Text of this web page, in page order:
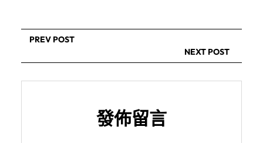
PREV POST
NEXT POST
發佈留言